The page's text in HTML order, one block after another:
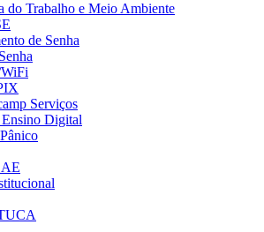
do Trabalho e Meio Ambiente
de Senha
Serviços
Digital